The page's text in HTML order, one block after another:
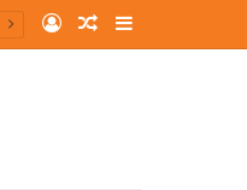
Log InRandom Article
Sidebar